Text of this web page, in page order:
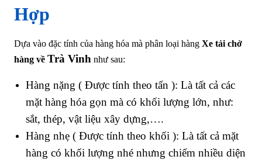
Hợp
Dựa vào đặc tính của hàng hóa mà phân loại hàng Xe tải chở
hàng về Trà Vinh như sau:
Hàng nặng ( Được tính theo tấn ): Là tất cả các
mặt hàng hóa gọn mà có khối lượng lớn, như:
sắt, thép, vật liệu xây dựng,….
Hàng nhẹ ( Được tính theo khối ): Là tất cả mặt
hàng có khối lượng nhé nhưng chiếm nhiều diện